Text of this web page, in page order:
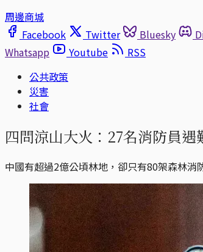
周邊商城
Facebook
Twitter Bluesky
Whatsapp
Youtube
RSS
公共政策
災害
社會
四問涼山大火：27名消防員遇
中國有超過2億公頃林地，卻只有80架森林消